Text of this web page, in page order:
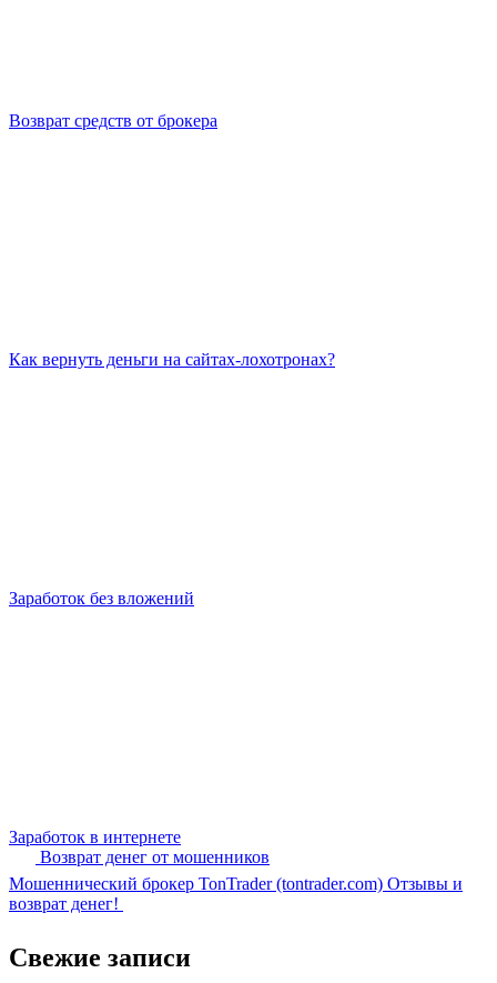
Возврат средств от брокера
Как вернуть деньги на сайтах-лохотронах?
Заработок без вложений
Заработок в интернете
Возврат денег от мошенников
Мошеннический брокер TonTrader (tontrader.com) Отзывы и
возврат денег!
Свежие записи